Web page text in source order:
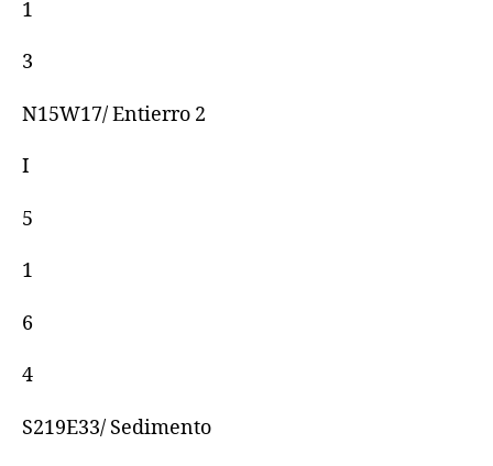
1
3
N15W17/ Entierro 2
I
5
1
6
4
S219E33/ Sedimento